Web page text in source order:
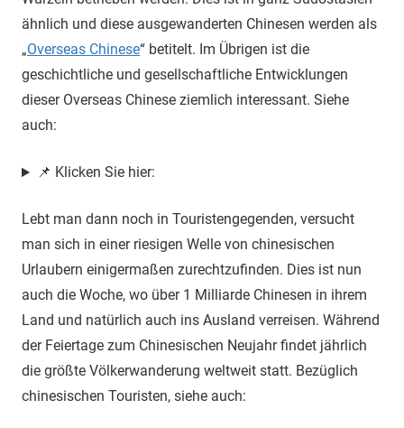
ähnlich und diese ausgewanderten Chinesen werden als
„Overseas Chinese“ betitelt. Im Übrigen ist die
geschichtliche und gesellschaftliche Entwicklungen
dieser Overseas Chinese ziemlich interessant. Siehe
auch:
📌 Klicken Sie hier:
Lebt man dann noch in Touristengegenden, versucht
man sich in einer riesigen Welle von chinesischen
Urlaubern einigermaßen zurechtzufinden. Dies ist nun
auch die Woche, wo über 1 Milliarde Chinesen in ihrem
Land und natürlich auch ins Ausland verreisen. Während
der Feiertage zum Chinesischen Neujahr findet jährlich
die größte Völkerwanderung weltweit statt. Bezüglich
chinesischen Touristen, siehe auch: